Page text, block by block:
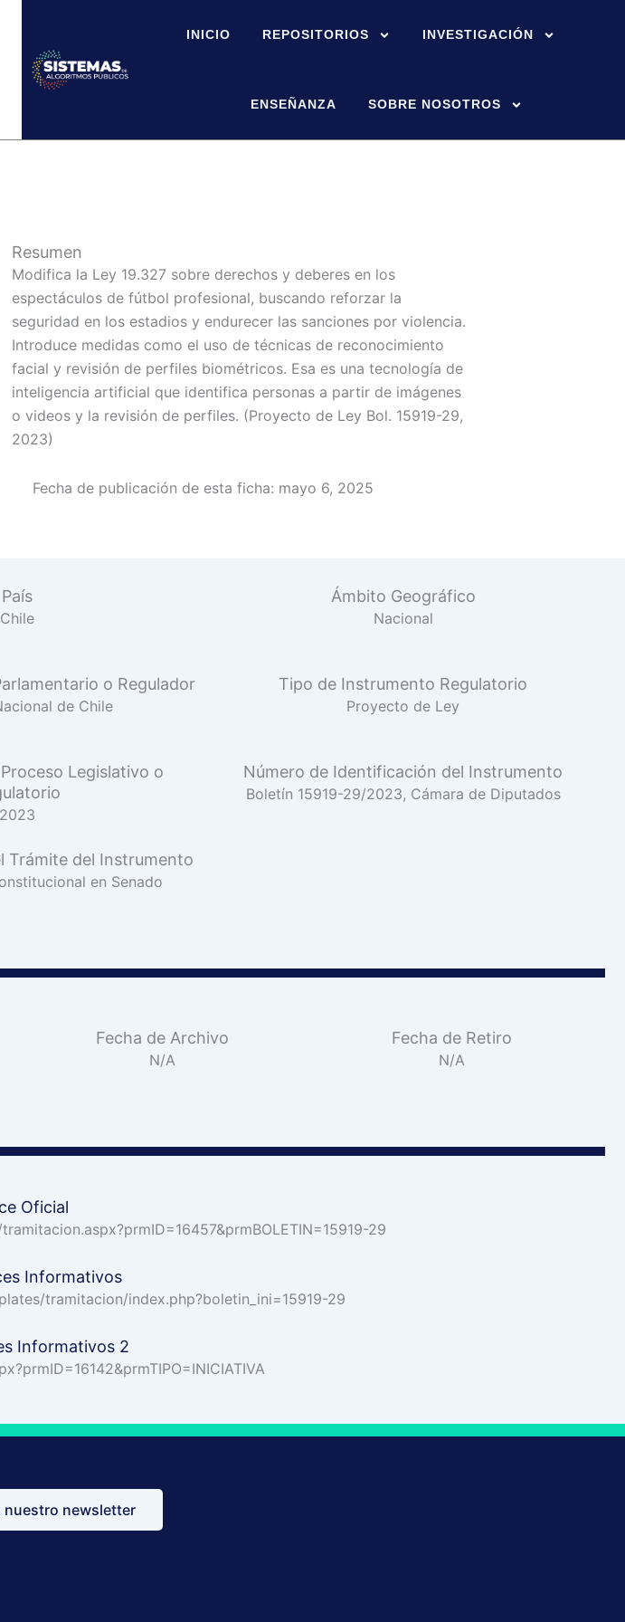
INICIO REPOSITORIOS INVESTIGACIÓN
ENSEÑANZA SOBRE NOSOTROS
Resumen
Modifica la Ley 19.327 sobre derechos y deberes en los
espectáculos de fútbol profesional, buscando reforzar la
seguridad en los estadios y endurecer las sanciones por violencia.
Introduce medidas como el uso de técnicas de reconocimiento
facial y revisión de perfiles biométricos. Esa es una tecnología de
inteligencia artificial que identifica personas a partir de imágenes
o videos y la revisión de perfiles. (Proyecto de Ley Bol. 15919-29,
2023)
Fecha de publicación de esta ficha: mayo 6, 2025
País
Chile
Ámbito Geográfico
Nacional
o Regulador
de Chile
Tipo de Instrumento Regulatorio
Proyecto de Ley
Legislativo o
2023
Número de Identificación del Instrumento
Boletín 15919-29/2023, Cámara de Diputados
Trámite del Instrumento
en Senado
Fecha de Archivo
N/A
Fecha de Retiro
N/A
Oficial
29
Informativos
tramitacion/index.php?boletin_ini=15919-29
Informativos 2
nuestro newsletter